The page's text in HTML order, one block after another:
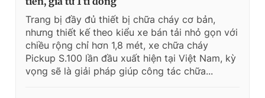
Trang bị đầy đủ thiết bị chữa cháy cơ bản,
nhưng thiết kế theo kiểu xe bán tải nhỏ gọn với
chiều rộng chỉ hơn 1,8 mét, xe chữa cháy
Pickup S.100 lần đầu xuất hiện tại Việt Nam, kỳ
vọng sẽ là giải pháp giúp công tác chữa...